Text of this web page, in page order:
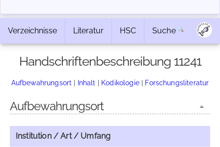
Verzeichnisse Literatur HSC Suche
Handschriftenbeschreibung 11241
Aufbewahrungsort | Inhalt | Kodikologie| Forschungsliteratur
Aufbewahrungsort
Institution / Art / Umfang